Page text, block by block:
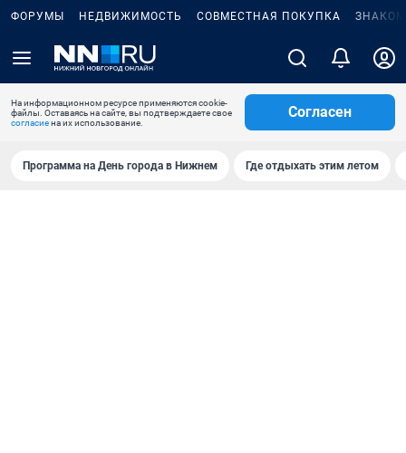
ФОРУМЫ НЕДВИЖИМОСТЬ СОВМЕСТНАЯ ПОКУПКА
На информационном ресурсе применяются cookie-
файлы. Оставаясь на сайте, вы подтверждаете свое
согласиена их использование.
Согласен
Программа на День города в Нижнем Где отдыхать этим летом